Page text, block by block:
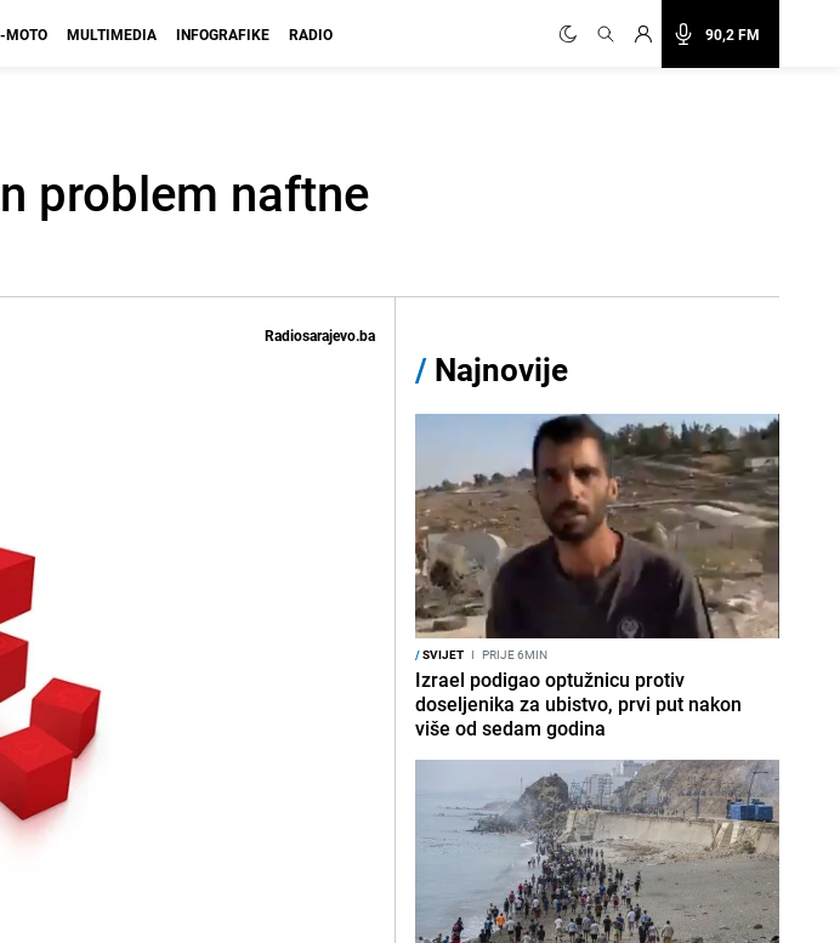
90,2 FM
MOTO MULTIMEDIA INFOGRAFIKE RADIO
problem naftne
Radiosarajevo.ba
/ Najnovije
/SVIJET I PRIJE 6MIN
Izrael podigao optužnicu protiv
doseljenika za ubistvo, prvi put nakon
više od sedam godina